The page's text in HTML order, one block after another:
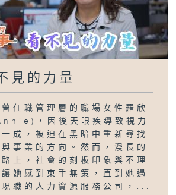
見的力量
任職管理層的職場女性羅欣
，因後天眼疾導致視力
成，被迫在黑暗中重新尋找
事業的方向。然而，漫長的
上，社會的刻板印象與不理
她感到束手無策，直到她遇
現職的人力資源服務公司，...